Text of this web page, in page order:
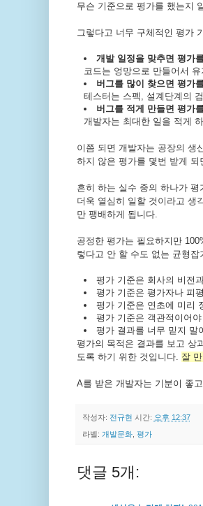
무슨 기준으로 평가를 했는지
그렇다고 너무 구체적인 평가
개발 일정을 맞추면 평가
코드는 엉망으로 만들어서
버그를 많이 찾으면 평가
테스터는 스펙, 설계단계의
버그를 적게 만들면 평가
개발자는 최대한 일을 적게
이쯤 되면 개발자는 공장의 생
하지 않은 평가를 몇번 받게
흔히 하는 실수 중의 하나가
더욱 열심히 일할 것이라고 생
만 팽배하게 됩니다.
공정한 평가는 필요하지만
렇다고 안 할 수도 없는 균형
평가 기준은 회사의 비전
평가 기준은 평가자나 피
평가 기준은 연초에 미리
평가 기준은 객관적이어
평가 결과를 너무 믿지 말
평가의 목적은 결과를 보고 상
도록 하기 위한 것입니다. 잘
A를 받은 개발자는 기분이 좋
작성자: 전규현 시간: 오후 12:37
라벨: 개발문화, 평가
댓글 5개: